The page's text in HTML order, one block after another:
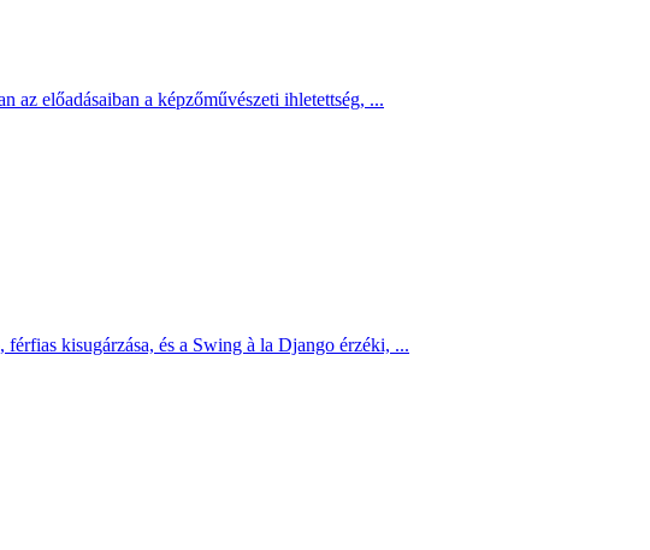
előadásaiban a képzőművészeti ihletettség, ...
kisugárzása, és a Swing à la Django érzéki, ...